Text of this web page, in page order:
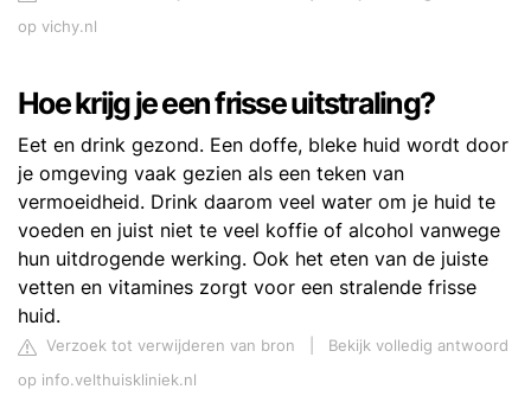
op vichy.nl
Hoe krijg je een frisse uitstraling?
Eet en drink gezond. Een doffe, bleke huid wordt door
je omgeving vaak gezien als een teken van
vermoeidheid. Drink daarom veel water om je huid te
voeden en juist niet te veel koffie of alcohol vanwege
hun uitdrogende werking. Ook het eten van de juiste
vetten en vitamines zorgt voor een stralende frisse
huid.
Verzoek tot verwijderen van bron
Bekijk volledig antwoord
op info.velthuiskliniek.nl